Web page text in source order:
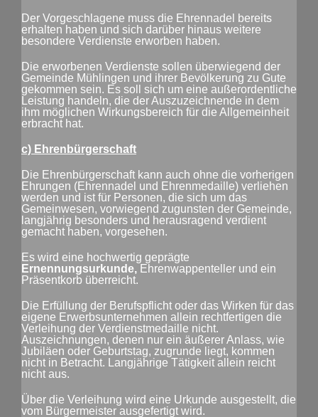
Der Vorgeschlagene muss die Ehrennadel bereits
erhalten haben und sich darüber hinaus weitere
besondere Verdienste erworben haben.
Die erworbenen Verdienste sollen überwiegend der
Gemeinde Mühlingen und ihrer Bevölkerung zu Gute
gekommen sein. Es soll sich um eine außerordentliche
Leistung handeln, die der Auszuzeichnende in dem
ihm möglichen Wirkungsbereich für die Allgemeinheit
erbracht hat.
c) Ehrenbürgerschaft
Die Ehrenbürgerschaft kann auch ohne die vorherigen
Ehrungen (Ehrennadel und Ehrenmedaille) verliehen
werden und ist für Personen, die sich um das
Gemeinwesen, vorwiegend zugunsten der Gemeinde,
langjährig besonders und herausragend verdient
gemacht haben, vorgesehen.
Es wird eine hochwertig geprägte
Ernennungsurkunde,Ehrenwappenteller und ein
Präsentkorb überreicht.
Die Erfüllung der Berufspflicht oder das Wirken für das
eigene Erwerbsunternehmen allein rechtfertigen die
Verleihung der Verdienstmedaille nicht.
Auszeichnungen, denen nur ein äußerer Anlass, wie
Jubiläen oder Geburtstag, zugrunde liegt, kommen
nicht in Betracht. Langjährige Tätigkeit allein reicht
nicht aus.
Über die Verleihung wird eine Urkunde ausgestellt, die
vom Bürgermeister ausgefertigt wird.